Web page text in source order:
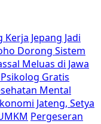
Jepang Jadi
Dorong Sistem
Meluas di Jawa
Gratis
Mental
Jateng, Setya
Pergeseran